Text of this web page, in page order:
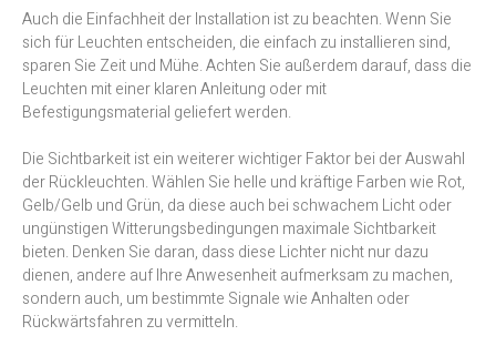
Auch die Einfachheit der Installation ist zu beachten. Wenn Sie
sich für Leuchten entscheiden, die einfach zu installieren sind,
sparen Sie Zeit und Mühe. Achten Sie außerdem darauf, dass die
Leuchten mit einer klaren Anleitung oder mit
Befestigungsmaterial geliefert werden.
Die Sichtbarkeit ist ein weiterer wichtiger Faktor bei der Auswahl
der Rückleuchten. Wählen Sie helle und kräftige Farben wie Rot,
Gelb/Gelb und Grün, da diese auch bei schwachem Licht oder
ungünstigen Witterungsbedingungen maximale Sichtbarkeit
bieten. Denken Sie daran, dass diese Lichter nicht nur dazu
dienen, andere auf Ihre Anwesenheit aufmerksam zu machen,
sondern auch, um bestimmte Signale wie Anhalten oder
Rückwärtsfahren zu vermitteln.